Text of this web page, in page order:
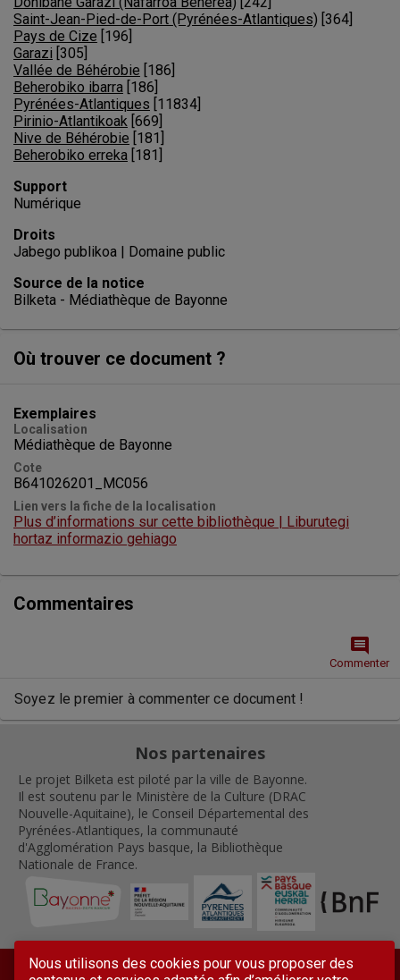
Saint-Jean-Pied-de-Port (Pyrénées-Atlantiques) 364
Pays de Cize 196
Garazi 305
Vallée de Béhérobie 186
Beherobiko ibarra 186
Pyrénées-Atlantiques 11834
Pirinio-Atlantikoak 669
Nive de Béhérobie 181
Beherobiko erreka 181
Support
Numérique
Droits
Jabego publikoa | Domaine public
Source de la notice
Bilketa - Médiathèque de Bayonne
Où trouver ce document ?
Exemplaires
Localisation
Médiathèque de Bayonne
Cote
B641026201_MC056
Lien vers la fiche de la localisation
Plus d’informations sur cette bibliothèque | Liburutegi
hortaz informazio gehiago
Commentaires
comment
Commenter
Soyez le premier à commenter ce document !
Nos partenaires
Le projet Bilketa est piloté par la ville de Bayonne.
Il est soutenu par le Ministère de la Culture (DRAC
Nouvelle-Aquitaine), le Conseil Départemental des
Pyrénées-Atlantiques, la communauté
d'Agglomération Pays basque, la Bibliothèque
Nationale de France.
Nous utilisons des cookies pour vous proposer des